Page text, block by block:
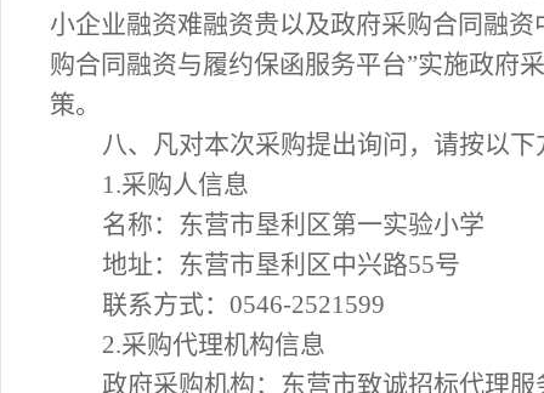
小企业融资难融资贵以及政府采购合同融
购合同融资与履约保函服务平台”实施政府
策。
八、 凡对本次采购提出询问，请按以下
1.采购人信息
名称： 东营市垦利区第一实验小学
地址：东营市垦利区中兴路55号
联系方式： 0546-2521599
2.采购代理机构信息
政府采购机构：东营市致诚招标代理服